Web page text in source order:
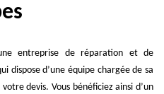
entreprise de réparation et de
dispose d’une équipe chargée de sa
devis. Vous bénéficiez ainsi d’un